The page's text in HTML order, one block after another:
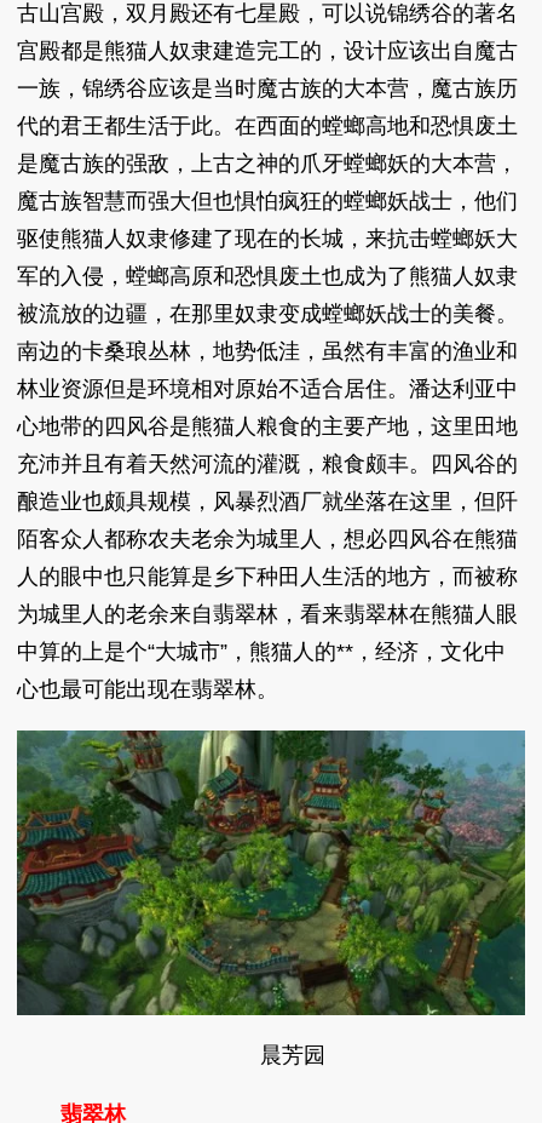
古山宫殿，双月殿还有七星殿，可以说锦绣谷的著名
宫殿都是熊猫人奴隶建造完工的，设计应该出自魔古
一族，锦绣谷应该是当时魔古族的大本营，魔古族历
代的君王都生活于此。在西面的螳螂高地和恐惧废土
是魔古族的强敌，上古之神的爪牙螳螂妖的大本营，
魔古族智慧而强大但也惧怕疯狂的螳螂妖战士，他们
驱使熊猫人奴隶修建了现在的长城，来抗击螳螂妖大
军的入侵，螳螂高原和恐惧废土也成为了熊猫人奴隶
被流放的边疆，在那里奴隶变成螳螂妖战士的美餐。
南边的卡桑琅丛林，地势低洼，虽然有丰富的渔业和
林业资源但是环境相对原始不适合居住。潘达利亚中
心地带的四风谷是熊猫人粮食的主要产地，这里田地
充沛并且有着天然河流的灌溉，粮食颇丰。四风谷的
酿造业也颇具规模，风暴烈酒厂就坐落在这里，但阡
陌客众人都称农夫老余为城里人，想必四风谷在熊猫
人的眼中也只能算是乡下种田人生活的地方，而被称
为城里人的老余来自翡翠林，看来翡翠林在熊猫人眼
中算的上是个“大城市”，熊猫人的**，经济，文化中
心也最可能出现在翡翠林。
晨芳园
翡翠林